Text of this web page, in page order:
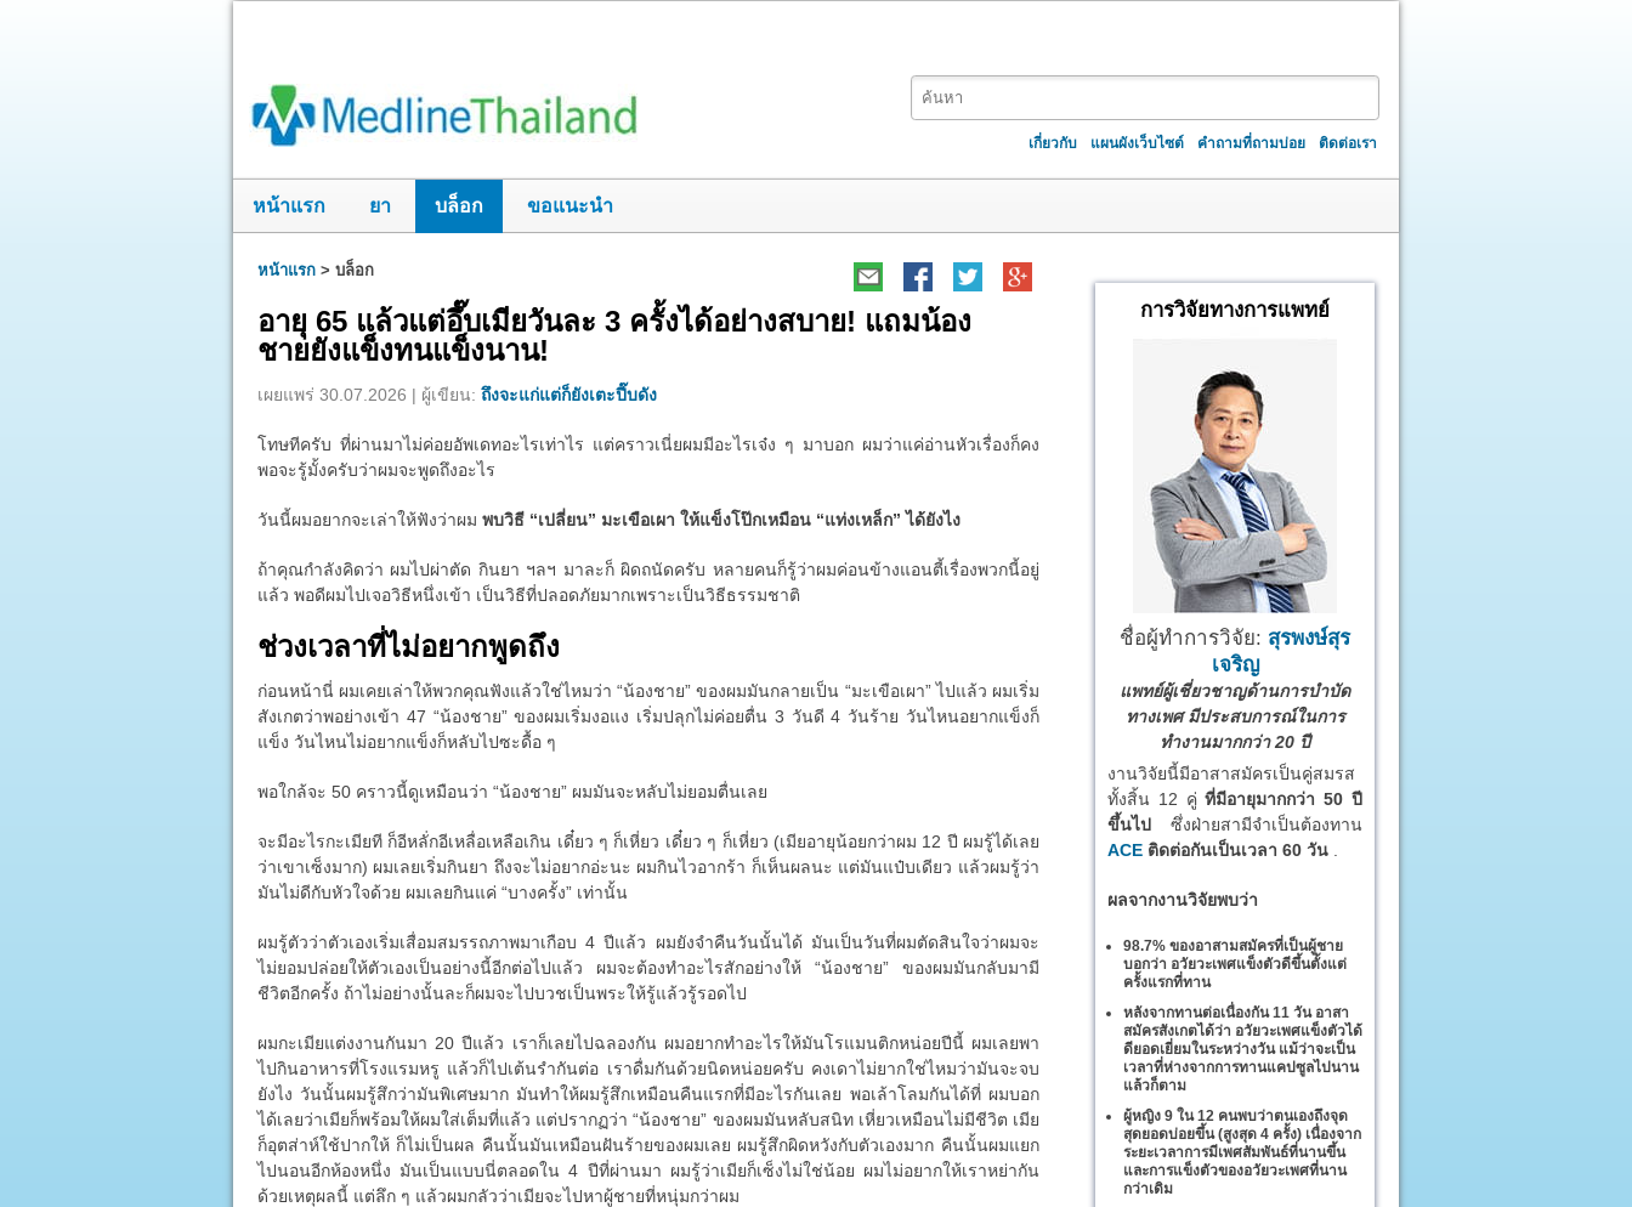
เกี่ยวกับ แผนผังเว็บไซต์ คำถามที่ถามบ่อย ติดต่อเรา
หน้าแรก ยา บล็อก ขอแนะนำ
หน้าแรก > บล็อก
อายุ 65 แล้วแต่อึ๊บเมียวันละ 3 ครั้งได้อย่างสบาย! แถมน้อง
ชายยังแข็งทนแข็งนาน!
เผยแพร่ 30.07.2026 | ผู้เขียน: ถึงจะแก่แต่ก็ยังเตะปี๊บดัง
โทษทีครับ ที่ผ่านมาไม่ค่อยอัพเดทอะไรเท่าไร แต่คราวเนี่ยผมมีอะไรเจ๋ง ๆ มาบอก ผมว่าแค่อ่านหัวเรื่องก็คง
พอจะรู้มั้งครับว่าผมจะพูดถึงอะไร
วันนี้ผมอยากจะเล่าให้ฟังว่าผม พบวิธี “เปลี่ยน” มะเขือเผา ให้แข็งโป๊กเหมือน “แท่งเหล็ก” ได้ยังไง
ถ้าคุณกำลังคิดว่า ผมไปผ่าตัด กินยา ฯลฯ มาละก็ ผิดถนัดครับ หลายคนก็รู้ว่าผมค่อนข้างแอนตี้เรื่องพวกนี้อยู่
แล้ว พอดีผมไปเจอวิธีหนึ่งเข้า เป็นวิธีที่ปลอดภัยมากเพราะเป็นวิธีธรรมชาติ
ช่วงเวลาที่ไม่อยากพูดถึง
ก่อนหน้านี่ ผมเคยเล่าให้พวกคุณฟังแล้วใช่ไหมว่า “น้องชาย” ของผมมันกลายเป็น “มะเขือเผา” ไปแล้ว ผมเริ่ม
สังเกตว่าพอย่างเข้า 47 “น้องชาย” ของผมเริ่มงอแง เริ่มปลุกไม่ค่อยตื่น 3 วันดี 4 วันร้าย วันไหนอยากแข็งก็
แข็ง วันไหนไม่อยากแข็งก็หลับไปซะดื้อ ๆ
พอใกล้จะ 50 คราวนี้ดูเหมือนว่า “น้องชาย” ผมมันจะหลับไม่ยอมตื่นเลย
จะมีอะไรกะเมียที ก็อีหลั่กอีเหลื่อเหลือเกิน เดี๋ยว ๆ ก็เหี่ยว เดี๋ยว ๆ ก็เหี่ยว (เมียอายุน้อยกว่าผม 12 ปี ผมรู้ได้เลย
ว่าเขาเซ็งมาก) ผมเลยเริ่มกินยา ถึงจะไม่อยากอ่ะนะ ผมกินไวอากร้า ก็เห็นผลนะ แต่มันแป๋บเดียว แล้วผมรู้ว่า
มันไม่ดีกับหัวใจด้วย ผมเลยกินแค่ “บางครั้ง” เท่านั้น
ผมรู้ตัวว่าตัวเองเริ่มเสื่อมสมรรถภาพมาเกือบ 4 ปีแล้ว ผมยังจำคืนวันนั้นได้ มันเป็นวันที่ผมตัดสินใจว่าผมจะ
ไม่ยอมปล่อยให้ตัวเองเป็นอย่างนี้อีกต่อไปแล้ว ผมจะต้องทำอะไรสักอย่างให้ “น้องชาย” ของผมมันกลับมามี
ชีวิตอีกครั้ง ถ้าไม่อย่างนั้นละก็ผมจะไปบวชเป็นพระให้รู้แล้วรู้รอดไป
ผมกะเมียแต่งงานกันมา 20 ปีแล้ว เราก็เลยไปฉลองกัน ผมอยากทำอะไรให้มันโรแมนติกหน่อยปีนี้ ผมเลยพา
ไปกินอาหารที่โรงแรมหรู แล้วก็ไปเต้นรำกันต่อ เราดื่มกันด้วยนิดหน่อยครับ คงเดาไม่ยากใช่ไหมว่ามันจะจบ
ยังไง วันนั้นผมรู้สึกว่ามันพิเศษมาก มันทำให้ผมรู้สึกเหมือนคืนแรกที่มีอะไรกันเลย พอเล้าโลมกันได้ที่ ผมบอก
ได้เลยว่าเมียก็พร้อมให้ผมใส่เต็มที่แล้ว แต่ปรากฏว่า “น้องชาย” ของผมมันหลับสนิท เหี่ยวเหมือนไม่มีชีวิต เมีย
ก็อุตส่าห์ใช้ปากให้ ก็ไม่เป็นผล คืนนั้นมันเหมือนฝันร้ายของผมเลย ผมรู้สึกผิดหวังกับตัวเองมาก คืนนั้นผมแยก
ไปนอนอีกห้องหนึ่ง มันเป็นแบบนี่ตลอดใน 4 ปีที่ผ่านมา ผมรู้ว่าเมียก็เซ็งไม่ใช่น้อย ผมไม่อยากให้เราหย่ากัน
ด้วยเหตุผลนี้ แต่ลึก ๆ แล้วผมกลัวว่าเมียจะไปหาผู้ชายที่หนุ่มกว่าผม
การวิจัยทางการแพทย์
ชื่อผู้ทำการวิจัย: สุรพงษ์สุร
เจริญ
แพทย์ผู้เชี่ยวชาญด้านการบำบัด
ทางเพศ มีประสบการณ์ในการ
ทำงานมากกว่า 20 ปี
งานวิจัยนี้มีอาสาสมัครเป็นคู่สมรส
ทั้งสิ้น 12 คู่ที่มีอายุมากกว่า 50 ปี
ขึ้นไป ซึ่งฝ่ายสามีจำเป็นต้องทาน
ACE ติดต่อกันเป็นเวลา 60 วัน
ผลจากงานวิจัยพบว่า
98.7% ของอาสามสมัครที่เป็นผู้ชาย
บอกว่า อวัยวะเพศแข็งตัวดีขึ้นตั้งแต่
ครั้งแรกที่ทาน
หลังจากทานต่อเนื่องกัน 11 วัน อาสา
สมัครสังเกตได้ว่า อวัยวะเพศแข็งตัวได้
ดียอดเยี่ยมในระหว่างวัน แม้ว่าจะเป็น
เวลาที่ห่างจากการทานแคปซูลไปนาน
แล้วก็ตาม
ผู้หญิง 9 ใน 12 คนพบว่าตนเองถึงจุด
สุดยอดบ่อยขึ้น (สูงสุด 4 ครั้ง) เนื่องจาก
ระยะเวลาการมีเพศสัมพันธ์ที่นานขึ้น
และการแข็งตัวของอวัยวะเพศที่นาน
กว่าเดิม